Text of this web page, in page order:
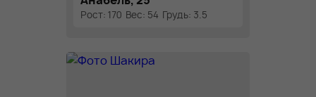
Рост: 170 Вес: 54 Грудь: 3.5